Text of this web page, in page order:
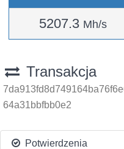
5207.3 Mh/s
Transakcja
64a31bbfbb0e2
Potwierdzenia